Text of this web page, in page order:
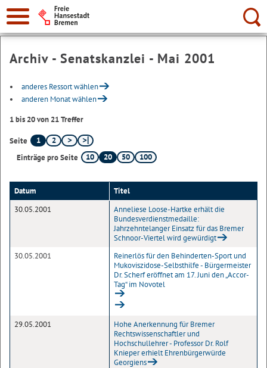
Suche:
Archiv - Senatskanzlei - Mai 2001
anderes Ressort wählen
anderen Monat wählen
1 bis 20 von 21 Treffer
Seite 1
2
Einträge pro Seite
10 20 50 100
Datum
Titel
30.05.2001
Anneliese Loose-Hartke erhält die
Bundesverdienstmedaille:
Jahrzehntelanger Einsatz für das Bremer
Schnoor-Viertel wird gewürdigt
30.05.2001
Reinerlös für den Behinderten-Sport und
Mukoviszidose-Selbsthilfe - Bürgermeister
Dr. Scherf eröffnet am 17. Juni den „Accor-
Tag“ im Novotel
29.05.2001
Hohe Anerkennung für Bremer
Rechtswissenschaftler und
Hochschullehrer - Professor Dr. Rolf
Knieper erhielt Ehrenbürgerwürde
Georgiens